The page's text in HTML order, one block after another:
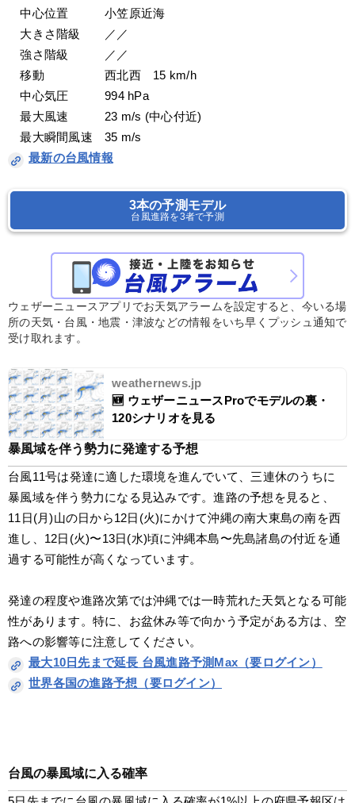
中心位置　　　小笠原近海
大きさ階級　　／／
強さ階級　　　／／
移動　　　　　西北西　15 km/h
中心気圧　　　994 hPa
最大風速　　　23 m/s (中心付近)
最大瞬間風速　35 m/s
最新の台風情報
3本の予測モデル
台風進路を3者で予測
ウェザーニュースアプリでお天気アラームを設定すると、今いる場
所の天気・台風・地震・津波などの情報をいち早くプッシュ通知で
受け取れます。
weathernews.jp
🆕 ウェザーニュースProでモデルの裏・
120シナリオを見る
暴風域を伴う勢力に発達する予想
台風11号は発達に適した環境を進んでいて、三連休のうちに
暴風域を伴う勢力になる見込みです。進路の予想を見ると、
11日(月)山の日から12日(火)にかけて沖縄の南大東島の南を西
進し、12日(火)〜13日(水)頃に沖縄本島〜先島諸島の付近を通
過する可能性が高くなっています。
発達の程度や進路次第では沖縄では一時荒れた天気となる可能
性があります。特に、お盆休み等で向かう予定がある方は、空
路への影響等に注意してください。
最大10日先まで延長 台風進路予測Max（要ログイン）
世界各国の進路予想（要ログイン）
台風の暴風域に入る確率